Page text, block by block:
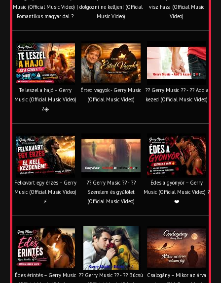
Music (Official Music Video) |
Romantikus magyar dal ?
dolgozni ne kelljen! (Official
Music Video)
visz haza (Official Music
Video)
Te leszel a hajó – Gerry
Music (Official Music Video)
?☀️
Érted vagyok - Gerry Music
(Official Music Video)
?? Gerry Music ?? - ?? Add a
kezed (Official Music Video)
Felkavart egy érzés – Gerry
Music (Official Music Video)
⚡
?? Gerry Music ?? - ??
Szerelem és gyűlölet
(Official Music Video)
Édes a gyönyör – Gerry
Music (Official Music Video) ?
❤️
Édes érintés – Gerry Music ?? Gerry Music ?? - ?? Búcsú
Csalogány – Mikor az árva